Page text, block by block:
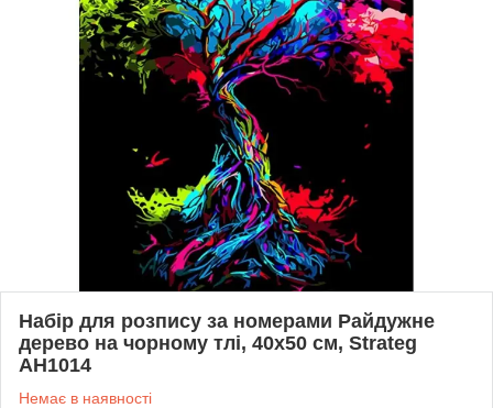
Набір для розпису за номерами Райдужне
дерево на чорному тлі, 40х50 см, Strateg
AH1014
Немає в наявності